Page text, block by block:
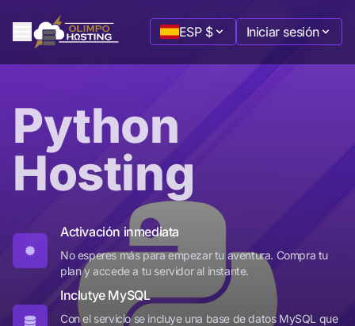
Terraria
:
ESP $ Iniciar sesión
Python
Hosting
Activación inmediata
No esperes más para empezar tu aventura. Compra tu
plan y accede a tu servidor al instante.
Inclutye MySQL
Con el servicio se incluye una base de datos MySQL que